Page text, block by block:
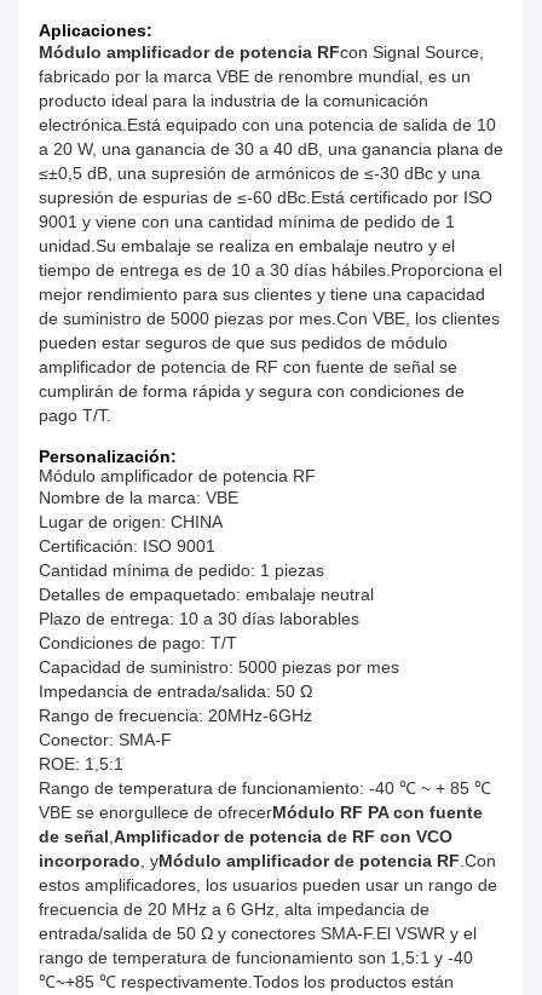
Aplicaciones:
Módulo amplificador de potencia RFcon Signal Source,
fabricado por la marca VBE de renombre mundial, es un
producto ideal para la industria de la comunicación
electrónica.Está equipado con una potencia de salida de 10
a 20 W, una ganancia de 30 a 40 dB, una ganancia plana de
≤±0,5 dB, una supresión de armónicos de ≤-30 dBc y una
supresión de espurias de ≤-60 dBc.Está certificado por ISO
9001 y viene con una cantidad mínima de pedido de 1
unidad.Su embalaje se realiza en embalaje neutro y el
tiempo de entrega es de 10 a 30 días hábiles.Proporciona el
mejor rendimiento para sus clientes y tiene una capacidad
de suministro de 5000 piezas por mes.Con VBE, los clientes
pueden estar seguros de que sus pedidos de módulo
amplificador de potencia de RF con fuente de señal se
cumplirán de forma rápida y segura con condiciones de
pago T/T.
Personalización:
Módulo amplificador de potencia RF
Nombre de la marca: VBE
Lugar de origen: CHINA
Certificación: ISO 9001
Cantidad mínima de pedido: 1 piezas
Detalles de empaquetado: embalaje neutral
Plazo de entrega: 10 a 30 días laborables
Condiciones de pago: T/T
Capacidad de suministro: 5000 piezas por mes
Impedancia de entrada/salida: 50 Ω
Rango de frecuencia: 20MHz-6GHz
Conector: SMA-F
ROE: 1,5:1
Rango de temperatura de funcionamiento: -40 ℃ ~ + 85 ℃
VBE se enorgullece de ofrecerMódulo RF PA con fuente
de señal,Amplificador de potencia de RF con VCO
incorporado, yMódulo amplificador de potencia RF.Con
estos amplificadores, los usuarios pueden usar un rango de
frecuencia de 20 MHz a 6 GHz, alta impedancia de
entrada/salida de 50 Ω y conectores SMA-F.El VSWR y el
rango de temperatura de funcionamiento son 1,5:1 y -40
℃~+85 ℃ respectivamente.Todos los productos están